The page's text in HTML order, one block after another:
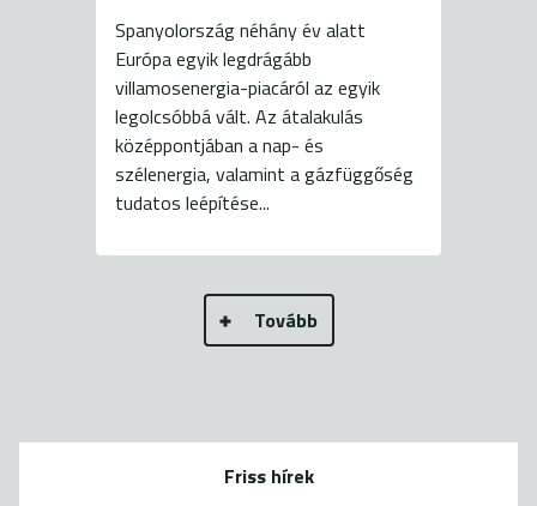
Spanyolország néhány év alatt
Európa egyik legdrágább
villamosenergia-piacáról az egyik
legolcsóbbá vált. Az átalakulás
középpontjában a nap- és
szélenergia, valamint a gázfüggőség
tudatos leépítése...
Tovább
Friss hírek